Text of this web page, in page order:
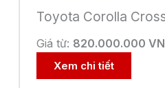
Toyota Corolla
Giá từ: 820.000.000
Xem chi tiết